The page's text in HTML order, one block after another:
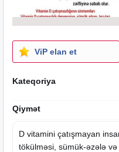
ViP elan et
Kateqoriya
Qiymət
D vitamini çatışmayan
tökülməsi, sümük-əzələ və